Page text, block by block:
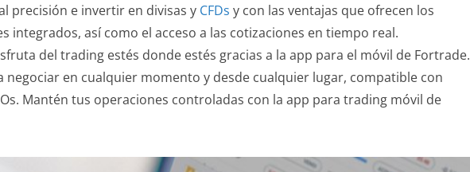
precisión e invertir en divisas y CFDs y con las ventajas que ofrecen los
integrados, así como el acceso a las cotizaciones en tiempo real.
del trading estés donde estés gracias a la app para el móvil de Fortrade.
negociar en cualquier momento y desde cualquier lugar, compatible con
Mantén tus operaciones controladas con la app para trading móvil de